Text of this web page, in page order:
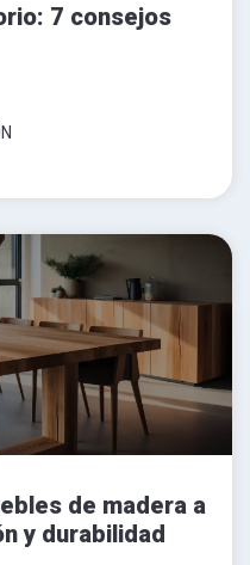
7 consejos
de madera a
y durabilidad